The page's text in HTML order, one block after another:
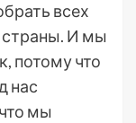
всех
страны. И мы
потому что
нас
мы